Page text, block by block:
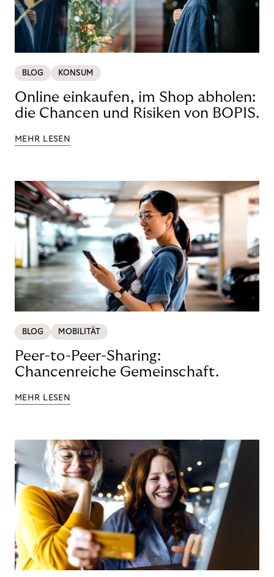
BLOG KONSUM
Online einkaufen, im Shop abholen:
die Chancen und Risiken von BOPIS.
MEHR LESEN
BLOG MOBILITÄT
Peer-to-Peer-Sharing:
Chancenreiche Gemeinschaft.
MEHR LESEN